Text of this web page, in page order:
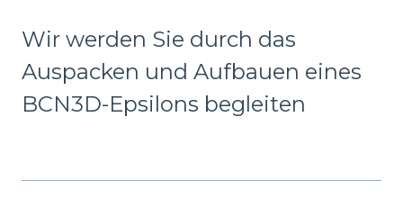
Wir werden Sie durch das
Auspacken und Aufbauen eines
BCN3D-Epsilons begleiten